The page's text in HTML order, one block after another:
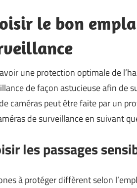
le bon
une protection optimale de
de façon astucieuse afin de
caméras peut être faite par un
de surveillance en suivant
les passages
à protéger diffèrent selon